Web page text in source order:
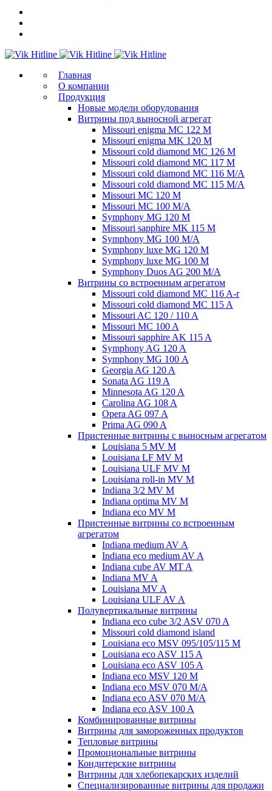
Главная
О компании
Продукция
Новые модели оборудования
Витрины под выносной агрегат
Missouri enigma MC 122 M
Missouri enigma MK 120 M
Missouri cold diamond MC 126 M
Missouri cold diamond MC 117 M
Missouri cold diamond MC 116 M/A
Missouri cold diamond MC 115 M/A
Missouri MC 120 M
Missouri MC 100 M/A
Symphony MG 120 M
Missouri sapphire MK 115 M
Symphony MG 100 M/А
Symphony luxe MG 120 M
Symphony luxe MG 100 M
Symphony Duos AG 200 M/A
Витрины со встроенным агрегатом
Missouri cold diamond MC 116 A-r
Missouri cold diamond MC 115 A
Missouri AC 120 / 110 A
Missouri MC 100 A
Missouri sapphire AK 115 A
Symphony AG 120 A
Symphony MG 100 А
Georgia AG 120 A
Sonata AG 119 A
Minnesota AG 120 A
Carolina AG 108 A
Opera AG 097 A
Prima AG 090 A
Пристенные витрины с выносным агрегатом
Louisiana 5 MV M
Louisiana LF MV M
Louisiana ULF MV M
Louisiana roll-in MV M
Indiana 3/2 MV M
Indiana optima MV M
Indiana eco MV M
Пристенные витрины со встроенным
агрегатом
Indiana medium AV A
Indiana eco medium AV A
Indiana cube AV MT A
Indiana MV A
Louisiana MV A
Louisiana ULF AV A
Полувертикальные витрины
Indiana eco cube 3/2 ASV 070 A
Missouri cold diamond island
Louisiana eco MSV 095/105/115 M
Louisiana eco ASV 115 A
Louisiana eco ASV 105 A
Indiana eco MSV 120 M
Indiana eco MSV 070 M/A
Indiana eco ASV 070 M/A
Indiana eco ASV 100 A
Комбинированные витрины
Витрины для замороженных продуктов
Тепловые витрины
Промоциональные витрины
Кондитерские витрины
Витрины для хлебопекарских изделий
Специализированные витрины для продажи